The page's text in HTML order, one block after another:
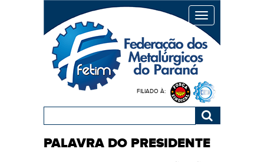
MENU
FILIADO À:
PALAVRA DO PRESIDENTE